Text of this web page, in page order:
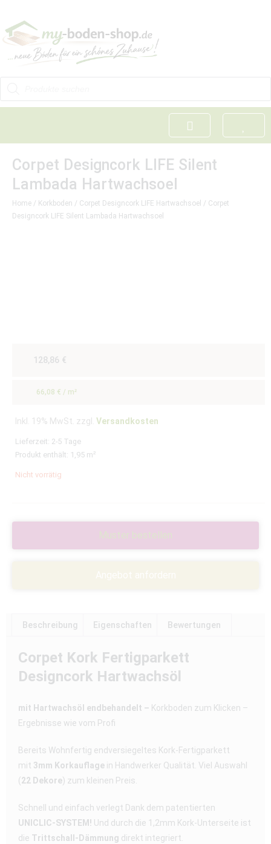
Corpet Designcork LIFE Silent
Lambada Hartwachsoel
Home / Korkboden / Corpet Designcork LIFE Hartwachsoel / Corpet
Designcork LIFE Silent Lambada Hartwachsoel
128,86 €
66,08 € / m²
Inkl. 19% MwSt. zzgl. Versandkosten
Lieferzeit: 2-5 Tage
Produkt enthält: 1,95 m²
Nicht vorrätig
Beschreibung Eigenschaften Bewertungen
Corpet Kork Fertigparkett
Designcork Hartwachsöl
mit Hartwachsöl endbehandelt – Korkboden zum Klicken –
Ergebnisse wie vom Profi
Bereits Wohnfertig endversiegeltes Kork-Fertigparkett
mit 3mm Korkauflage in Handwerker Qualität. Viel Auswahl
(22 Dekore) zum kleinen Preis.
Schnell und einfach verlegt Dank dem patentierten
UNICLIC-SYSTEM! Und durch die 1,2mm Kork-Unterseite ist
die Trittschall-Dämmung direkt integriert.